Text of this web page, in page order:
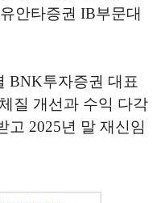
안타증권 IB부문대
BNK투자증권 대표
질 개선과 수익 다각
고 2025년 말 재신임